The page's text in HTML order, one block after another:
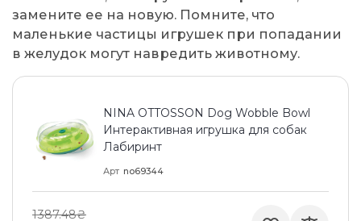
замените ее на новую. Помните, что
маленькие частицы игрушек при попадании
в желудок могут навредить животному.
NINA OTTOSSON Dog Wobble Bowl
Интерактивная игрушка для собак
Лабиринт
Арт no69344
1387.48₴